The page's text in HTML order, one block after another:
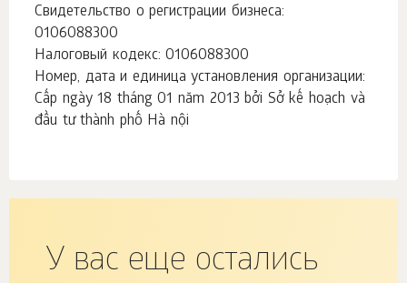
Свидетельство о регистрации бизнеса:
0106088300
Налоговый кодекс: 0106088300
Номер, дата и единица установления организации:
Cấp ngày 18 tháng 01 năm 2013 bởi Sở kế hoạch và
đầu tư thành phố Hà nội
У вас еще остались